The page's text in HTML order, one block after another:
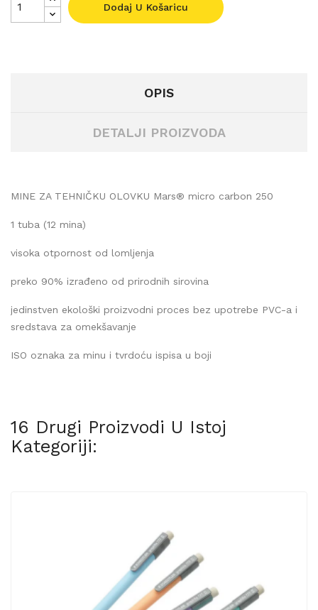
Dodaj U Košaricu
OPIS
DETALJI PROIZVODA
MINE ZA TEHNIČKU OLOVKU Mars® micro carbon 250
1 tuba (12 mina)
visoka otpornost od lomljenja
preko 90% izrađeno od prirodnih sirovina
jedinstven ekološki proizvodni proces bez upotrebe PVC-a i
sredstava za omekšavanje
ISO oznaka za minu i tvrdoću ispisa u boji
16 Drugi Proizvodi U Istoj
Kategoriji: